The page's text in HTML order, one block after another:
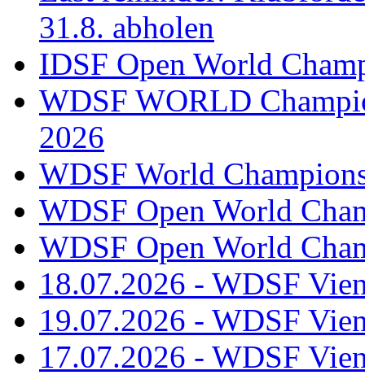
31.8. abholen
IDSF Open World
WDSF WORLD
2026
WDSF World
WDSF Open World
WDSF Open World
18.07.2026 - WDSF
19.07.2026 - WDSF
17.07.2026 - WDSF